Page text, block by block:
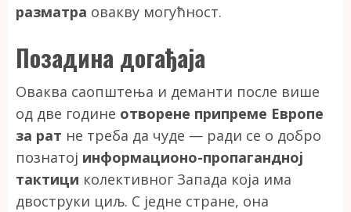
разматра овакву могућност.
Позадина догађаја
Оваква саопштења и деманти после више
од две године отворене припреме Европе
за рат не треба да чуде — ради се о добро
познатој информационо-пропагандној
тактици колективног Запада која има
двоструки циљ. С једне стране, она